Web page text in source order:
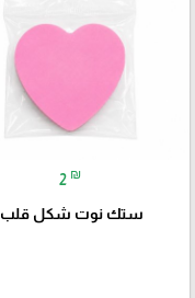
2 ₪
ستك نوت شكل قلب